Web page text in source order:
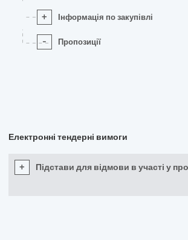
+ Інформація по закупівлі
- Пропозиції
Електронні тендерні вимоги
+ Підстави для відмови в участі у